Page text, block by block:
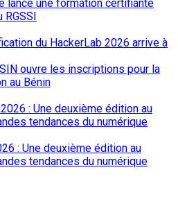
lance une formation certifiante
ouvre les inscriptions pour la
au Bénin
: Une deuxième édition au
tendances du numérique